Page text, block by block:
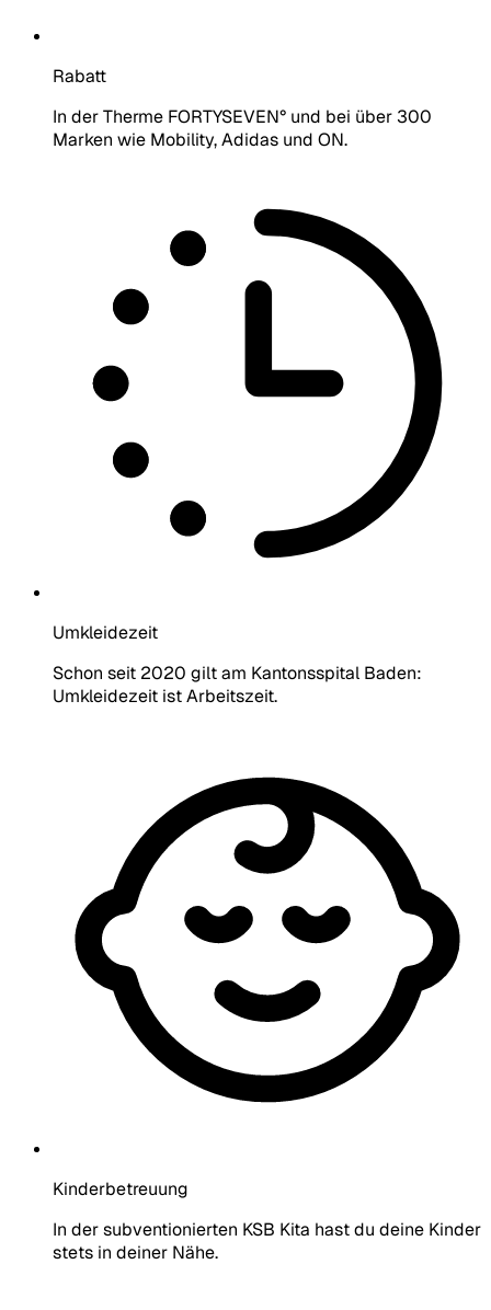
Rabatt
In der Therme FORTYSEVEN° und bei über 300
Marken wie Mobility, Adidas und ON.
Umkleidezeit
Schon seit 2020 gilt am Kantonsspital Baden:
Umkleidezeit ist Arbeitszeit.
Kinderbetreuung
In der subventionierten KSB Kita hast du deine Kinder
stets in deiner Nähe.